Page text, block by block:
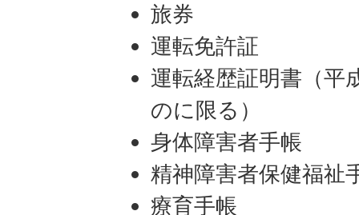
旅券
運転免許証
運転経歴証明書（平
のに限る）
身体障害者手帳
精神障害者保健福祉
療育手帳